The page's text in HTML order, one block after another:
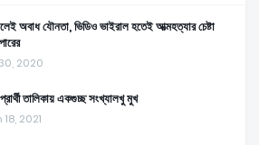
অবাধ যৌনতা, ভিডিও ভাইরাল হতেই আত্মহত্যার চেষ্টা
2020
তালিকায় একগুচ্ছ সংখ্যালখু মুখ
2021